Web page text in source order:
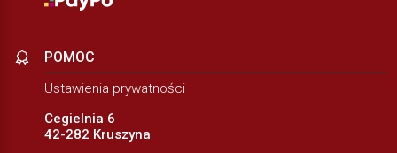
POMOC
Ustawienia prywatności
Cegielnia 6
42-282 Kruszyna